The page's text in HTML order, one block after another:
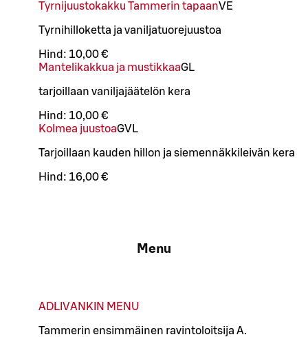
Tyrnijuustokakku Tammerin tapaanVE
Tyrnihilloketta ja vaniljatuorejuustoa
Hind: 10,00 €
Mantelikakkua ja mustikkaaGL
tarjoillaan vaniljajäätelön kera
Hind: 10,00 €
Kolmea juustoaGVL
Tarjoillaan kauden hillon ja siemennäkkileivän kera
Hind: 16,00 €
Menu
ADLIVANKIN MENU
Tammerin ensimmäinen ravintoloitsija A.